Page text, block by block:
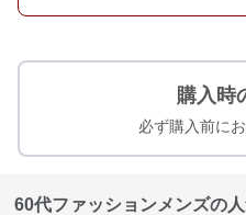
購入時
必ず購入前に
60代ファッションメンズの